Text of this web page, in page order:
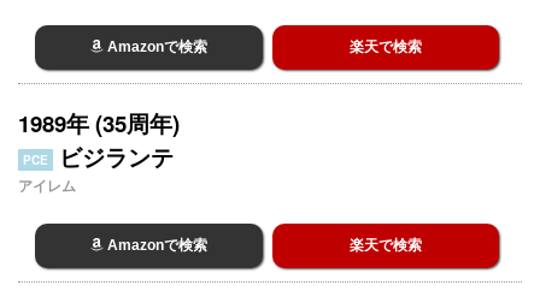
Amazonで検索 楽天で検索
1989年 (35周年)
PCE ビジランテ
アイレム
Amazonで検索 楽天で検索